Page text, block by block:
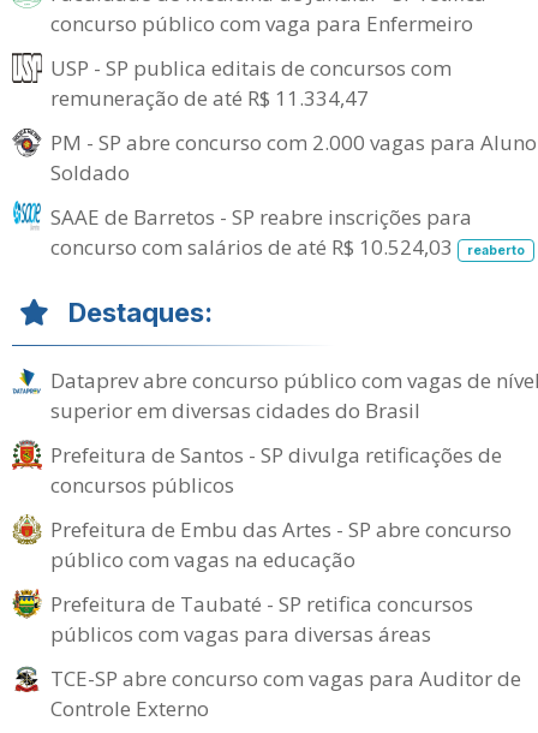
concurso público com vaga para Enfermeiro
USP - SP publica editais de concursos com
remuneração de até R$ 11.334,47
PM - SP abre concurso com 2.000 vagas para
Soldado
SAAE de Barretos - SP reabre inscrições para
concurso com salários de até R$ 10.524,03
reaberto
Destaques:
Dataprev abre concurso público com vagas de
superior em diversas cidades do Brasil
Prefeitura de Santos - SP divulga retificações de
concursos públicos
Prefeitura de Embu das Artes - SP abre concurso
público com vagas na educação
Prefeitura de Taubaté - SP retifica concursos
públicos com vagas para diversas áreas
TCE-SP abre concurso com vagas para Auditor de
Controle Externo